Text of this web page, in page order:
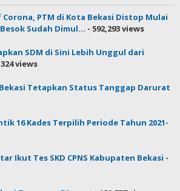
PTM di Kota Bekasi Distop Mulai
Sudah Dimul... - 592,293 views
SDM di Sini Lebih Unggul dari
views
Bekasi Tetapkan Status Tanggap Darurat
16 Kades Terpilih Periode Tahun 2021-
Ikut Tes SKD CPNS Kabupaten Bekasi -